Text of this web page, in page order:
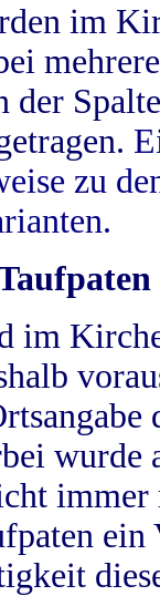
im
zu
im
wurde